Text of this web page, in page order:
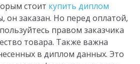
стоит купить диплом
он заказан. Но перед оплатой,
правом заказчика
товара. Также важна
в диплом данных. Это